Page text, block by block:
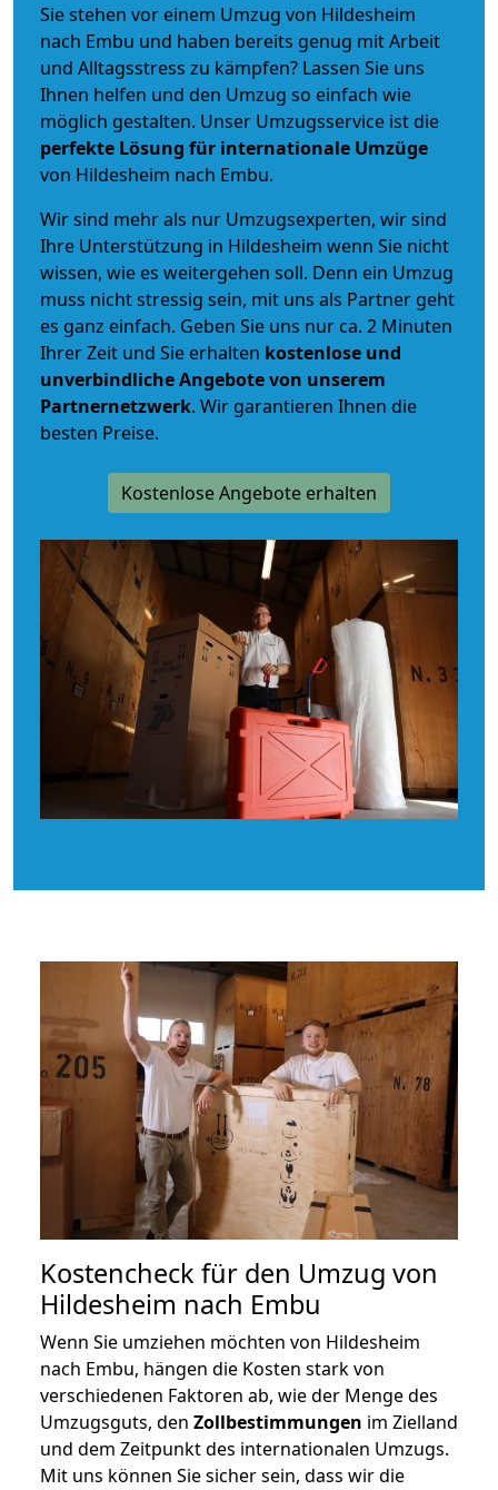
Sie stehen vor einem Umzug von Hildesheim
nach Embu und haben bereits genug mit Arbeit
und Alltagsstress zu kämpfen? Lassen Sie uns
Ihnen helfen und den Umzug so einfach wie
möglich gestalten. Unser Umzugsservice ist die
perfekte Lösung für internationale Umzüge
von Hildesheim nach Embu.
Wir sind mehr als nur Umzugsexperten, wir sind
Ihre Unterstützung in Hildesheim wenn Sie nicht
wissen, wie es weitergehen soll. Denn ein Umzug
muss nicht stressig sein, mit uns als Partner geht
es ganz einfach. Geben Sie uns nur ca. 2 Minuten
Ihrer Zeit und Sie erhalten kostenlose und
unverbindlicheAngebote von unserem
Partnernetzwerk. Wir garantieren Ihnen die
besten Preise.
Kostenlose Angebote erhalten
Kostencheck für den Umzug von
Hildesheim nach Embu
Wenn Sie umziehen möchten von Hildesheim
nach Embu, hängen die Kosten stark von
verschiedenen Faktoren ab, wie der Menge des
Umzugsguts, den Zollbestimmungen im Zielland
und dem Zeitpunkt des internationalen Umzugs.
Mit uns können Sie sicher sein, dass wir die